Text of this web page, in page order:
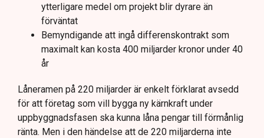
ytterligare medel om projekt blir dyrare än
förväntat
Bemyndigande att ingå differenskontrakt som
maximalt kan kosta 400 miljarder kronor under 40
år
Låneramen på 220 miljarder är enkelt förklarat avsedd
för att företag som vill bygga ny kärnkraft under
uppbyggnadsfasen ska kunna låna pengar till förmånlig
ränta. Men i den händelse att de 220 miljarderna inte